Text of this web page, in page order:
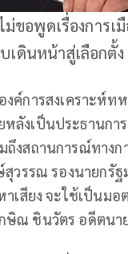
ขอพูดเรื่องการ
เดินหน้าสู่เลือกตั้ง
งค์การสงเคราะห์
ลังเป็นประธานกา
งสถานการณ์ทางก
วรรณ รองนายก
เสียง จะใช้เป็นม
ษิณ ชินวัตร อดีตนา